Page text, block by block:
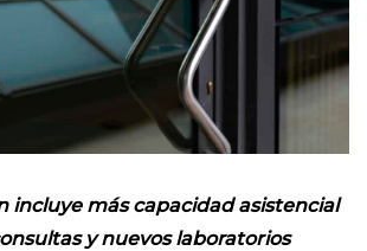
incluye más capacidad asistencial
y nuevos laboratorios